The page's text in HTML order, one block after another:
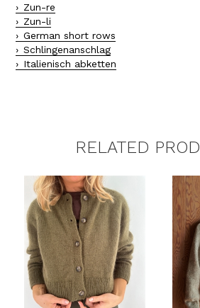
Zun-re
Zun-li
German short rows
Schlingenanschlag
Italienisch abketten
RELATED